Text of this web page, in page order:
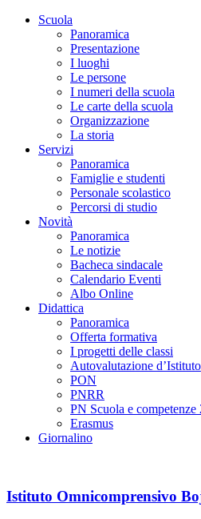
Scuola
Panoramica
Presentazione
I luoghi
Le persone
I numeri della scuola
Le carte della scuola
Organizzazione
La storia
Servizi
Panoramica
Famiglie e studenti
Personale scolastico
Percorsi di studio
Novità
Panoramica
Le notizie
Bacheca sindacale
Calendario Eventi
Albo Online
Didattica
Panoramica
Offerta formativa
I progetti delle classi
Autovalutazione d’Istituto
PON
PNRR
PN Scuola e competenze
Erasmus
Giornalino
Istituto Omnicomprensivo